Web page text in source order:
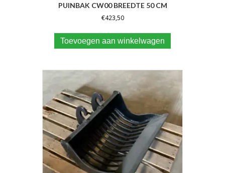
PUINBAK CW00 BREEDTE 50 CM
€423,50
Toevoegen aan winkelwagen